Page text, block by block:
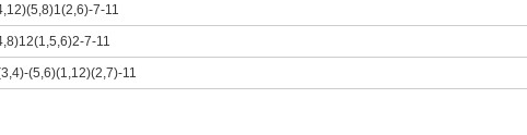
7-11
7-11
(5,6)(1,12)(2,7)-11